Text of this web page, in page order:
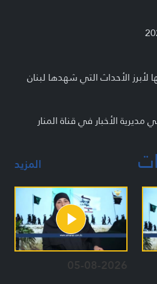
لأبرز الأحداث التي شهدها لبنان
الأخبار في قناة المنار
المزيد
05-08-2026